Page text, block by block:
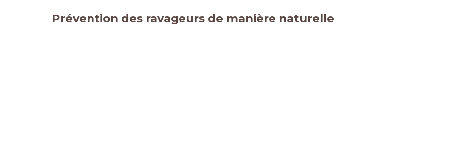
Prévention des ravageurs de manière naturelle